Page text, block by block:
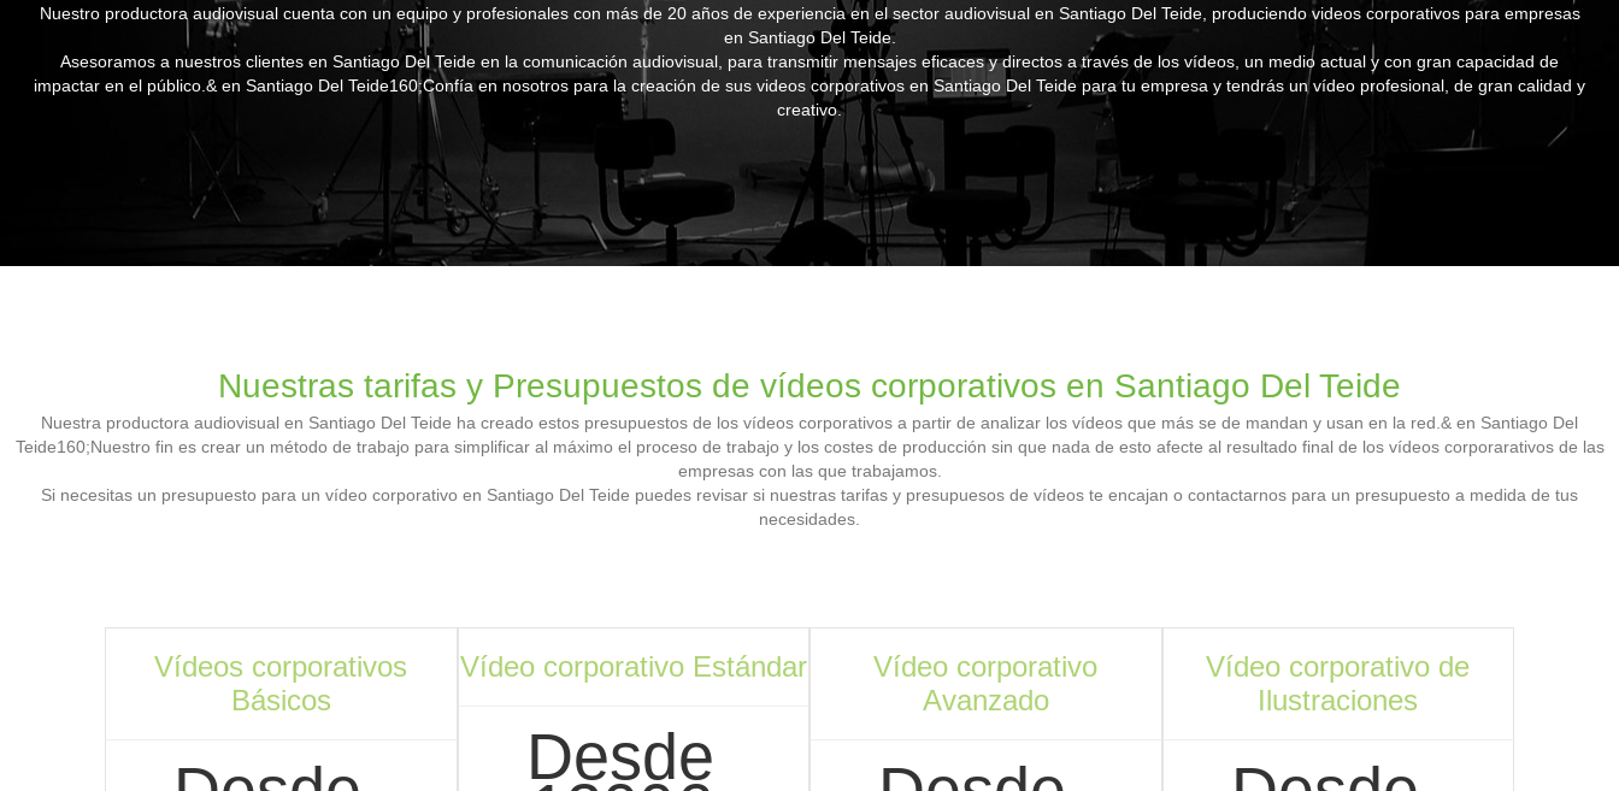
Nuestro productora audiovisual cuenta con un equipo y profesionales con más de 20 años de experiencia en el sector audiovisual en Santiago Del Teide, produciendo videos corporativos para empresas
en Santiago Del Teide.
Asesoramos a nuestros clientes en Santiago Del Teide en la comunicación audiovisual, para transmitir mensajes eficaces y directos a través de los vídeos, un medio actual y con gran capacidad de
impactar en el público.& en Santiago Del Teide160;Confía en nosotros para la creación de sus videos corporativos en Santiago Del Teide para tu empresa y tendrás un vídeo profesional, de gran calidad y
creativo.
Nuestras tarifas y Presupuestos de vídeos corporativos en Santiago Del Teide
Nuestra productora audiovisual en Santiago Del Teide ha creado estos presupuestos de los vídeos corporativos a partir de analizar los vídeos que más se de mandan y usan en la red.& en Santiago Del
Teide160;Nuestro fin es crear un método de trabajo para simplificar al máximo el proceso de trabajo y los costes de producción sin que nada de esto afecte al resultado final de los vídeos corporarativos de las
empresas con las que trabajamos.
Si necesitas un presupuesto para un vídeo corporativo en Santiago Del Teide puedes revisar si nuestras tarifas y presupuesos de vídeos te encajan o contactarnos para un presupuesto a medida de tus
necesidades.
Vídeos corporativos
Básicos
Vídeo corporativo Estándar
Desde
Vídeo corporativo
Avanzado
Vídeo corporativo de
Ilustraciones